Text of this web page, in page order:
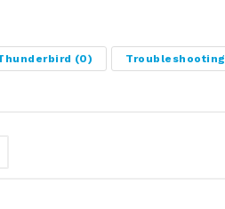
(0) Troubleshooting